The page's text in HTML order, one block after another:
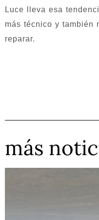
Luce lleva esa
más técnico y también
reparar.
más